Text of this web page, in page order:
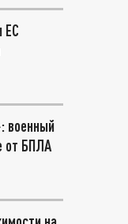
ЕС
военный
от БПЛА